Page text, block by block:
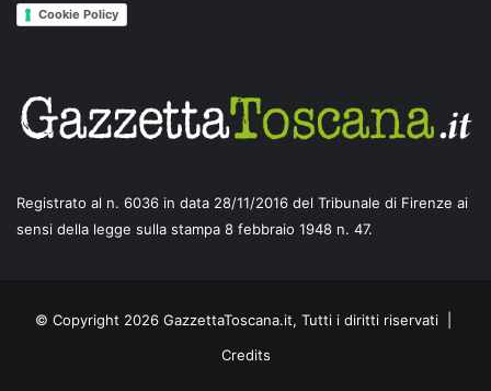
Cookie Policy
Registrato al n. 6036 in data 28/11/2016 del Tribunale di Firenze ai
sensi della legge sulla stampa 8 febbraio 1948 n. 47.
© Copyright 2026 GazzettaToscana.it, Tutti i diritti riservati |
Credits